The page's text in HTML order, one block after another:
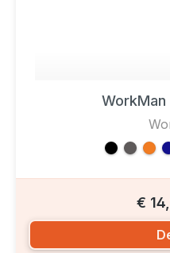
WorkMan
€